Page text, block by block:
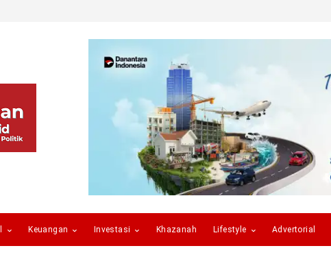
Keuangan Investasi Khazanah Lifestyle Advertorial